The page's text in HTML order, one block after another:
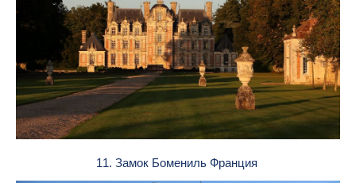
11. Замок Бомениль Франция